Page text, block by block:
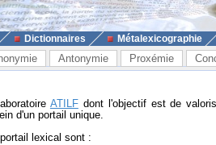
Dictionnaires Métalexicographie
Antonymie Proxémie
ATILFdont l'objectif est de
d'un portail unique.
lexical sont :